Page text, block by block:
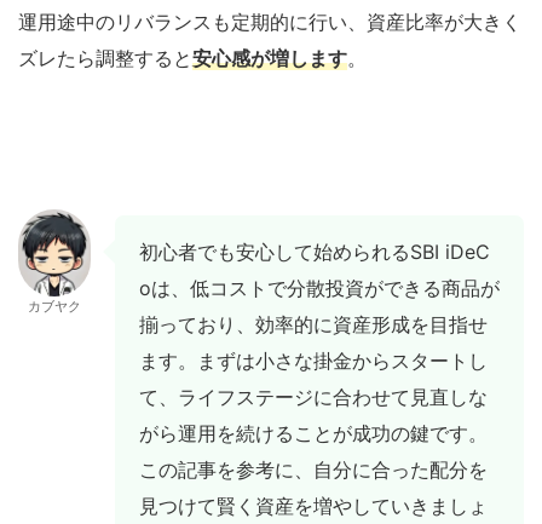
運用途中のリバランスも定期的に行い、資産比率が大きく
ズレたら調整すると安心感が増します。
カブヤク
初心者でも安心して始められるSBI iDeC
oは、低コストで分散投資ができる商品が
揃っており、効率的に資産形成を目指せ
ます。まずは小さな掛金からスタートし
て、ライフステージに合わせて見直しな
がら運用を続けることが成功の鍵です。
この記事を参考に、自分に合った配分を
見つけて賢く資産を増やしていきましょ